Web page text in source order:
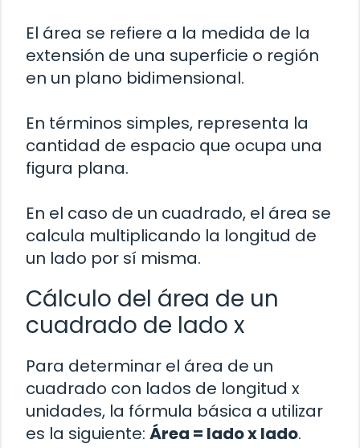
El área se refiere a la medida de la
extensión de una superficie o región
en un plano bidimensional.
En términos simples, representa la
cantidad de espacio que ocupa una
figura plana.
En el caso de un cuadrado, el área se
calcula multiplicando la longitud de
un lado por sí misma.
Cálculo del área de un
cuadrado de lado x
Para determinar el área de un
cuadrado con lados de longitud x
unidades, la fórmula básica a utilizar
es la siguiente: Área = lado x lado.